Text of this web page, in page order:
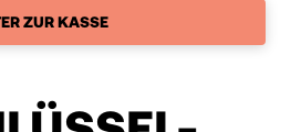
ZUR KASSE